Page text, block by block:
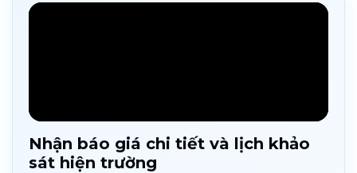
Nhận báo giá chi tiết và lịch khảo
sát hiện trường